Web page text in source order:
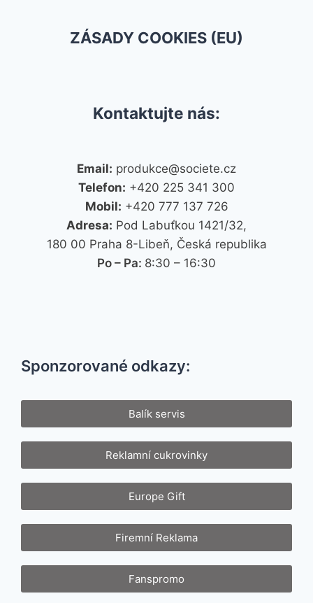
ZÁSADY COOKIES (EU)
Kontaktujte nás:
Email: produkce@societe.cz
Telefon: +420 225 341 300
Mobil: +420 777 137 726
Adresa: Pod Labuťkou 1421/32,
180 00 Praha 8-Libeň, Česká republika
Po – Pa: 8:30 – 16:30
Sponzorované odkazy:
Balík servis
Reklamní cukrovinky
Europe Gift
Firemní Reklama
Fanspromo